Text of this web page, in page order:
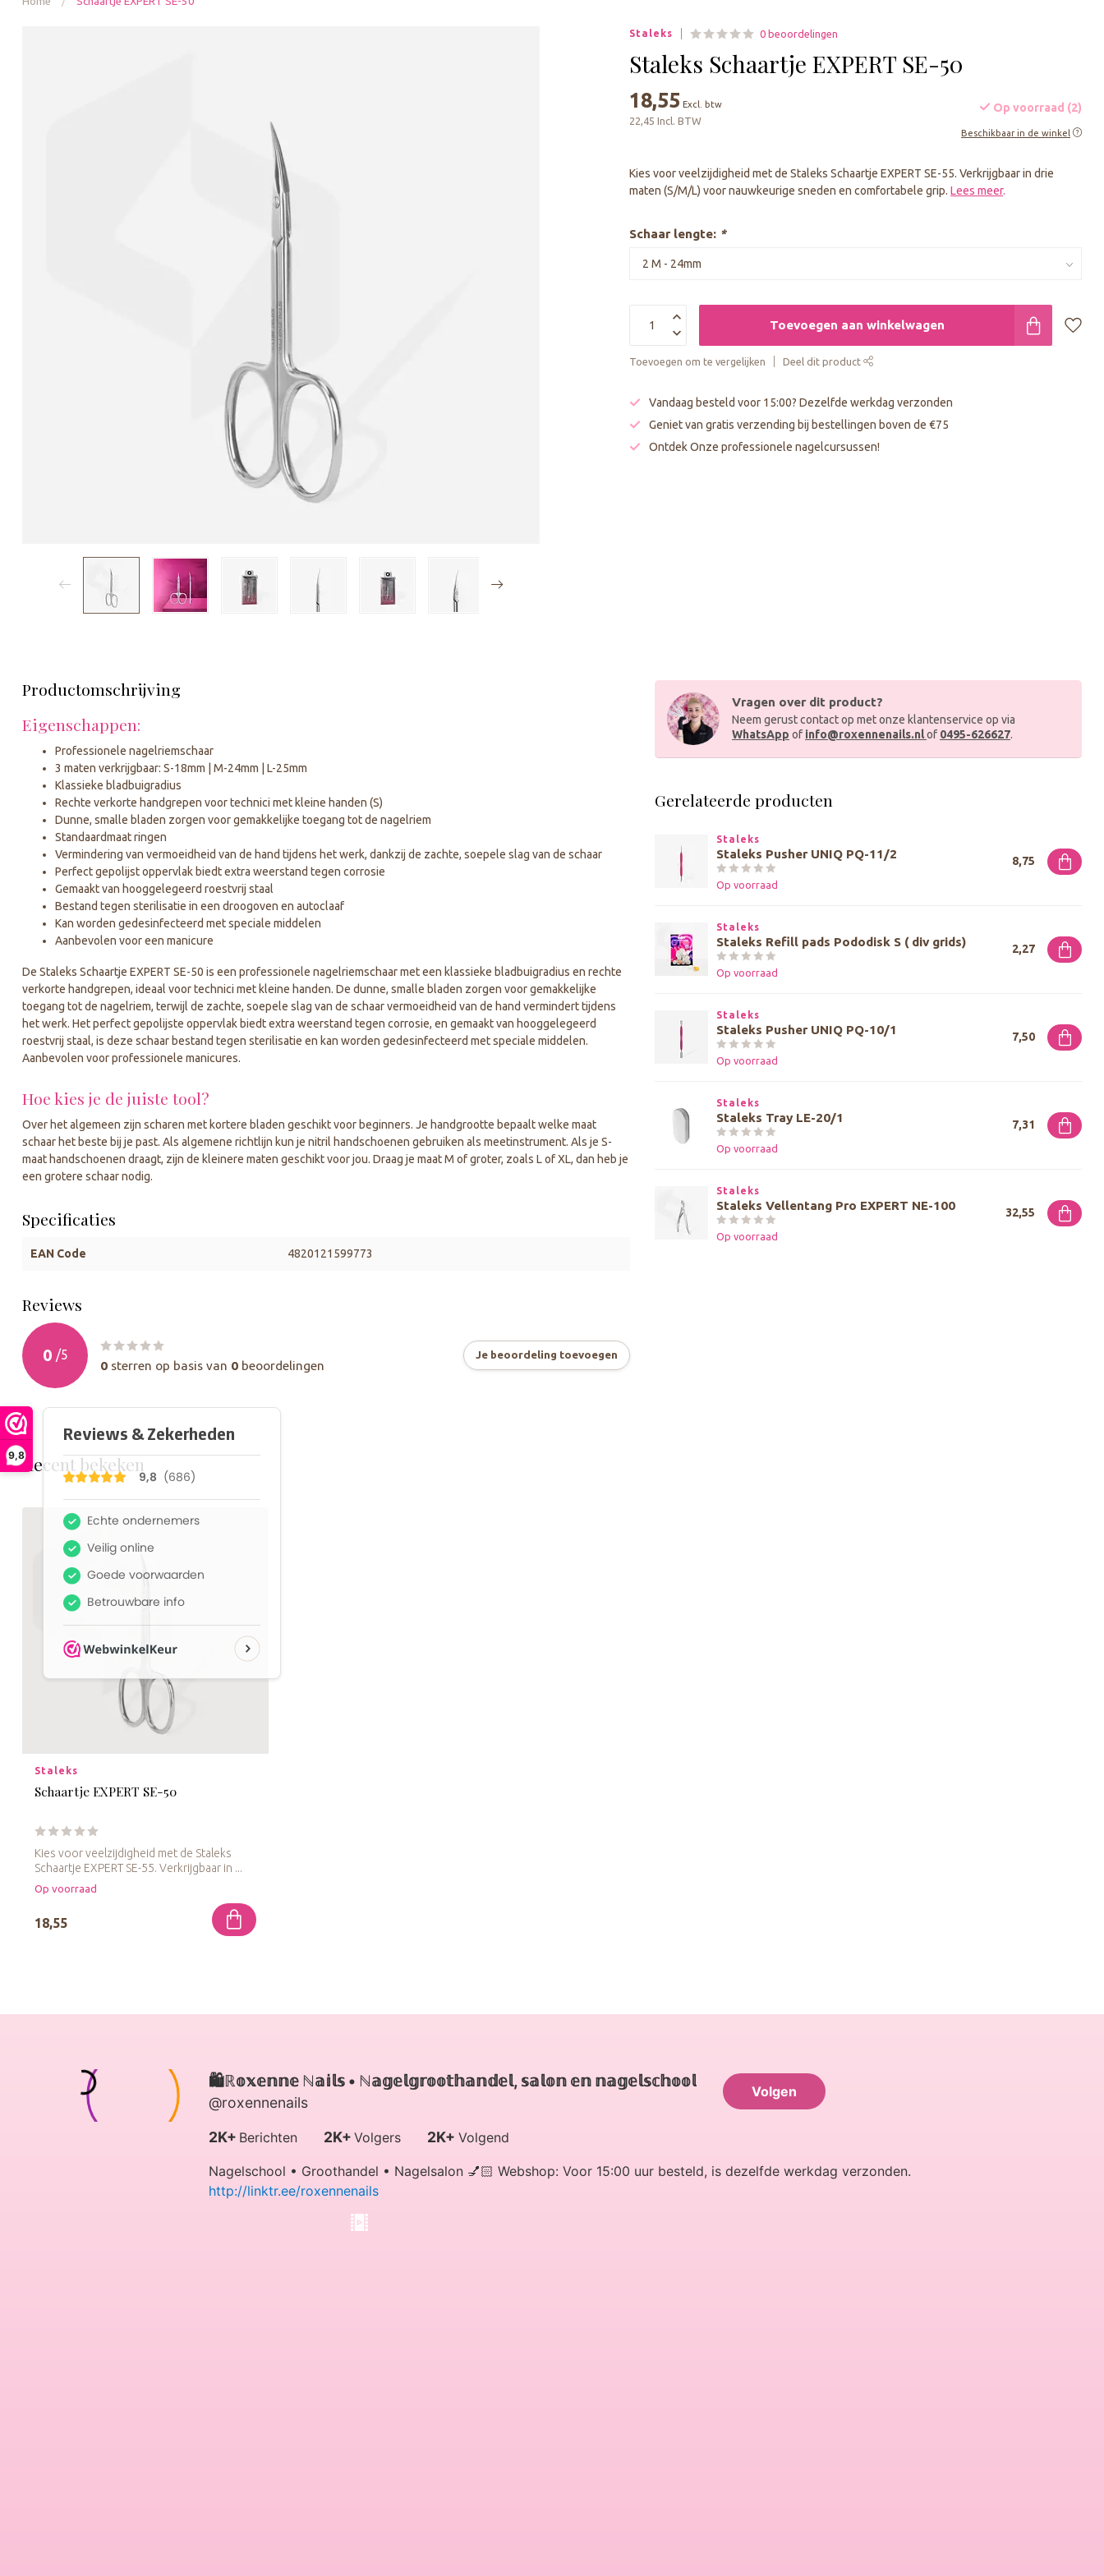
9,8
Staleks 0 beoordelingen
Staleks Schaartje EXPERT SE-50
18,55 Excl. btw
22,45 Incl. BTW
Op voorraad (2)
Beschikbaar in de winkel
Kies voor veelzijdigheid met de Staleks Schaartje EXPERT SE-55. Verkrijgbaar in drie
maten (S/M/L) voor nauwkeurige sneden en comfortabele grip.Lees meer.
Schaar lengte: *
Toevoegen aan winkelwagen
Toevoegen om te vergelijken Deel dit product
Vandaag besteld voor 15:00? Dezelfde werkdag verzonden
Geniet van gratis verzending bij bestellingen boven de €75
Ontdek Onze professionele nagelcursussen!
Productomschrijving
Eigenschappen:
Professionele nagelriemschaar
3 maten verkrijgbaar: S-18mm | M-24mm | L-25mm
Klassieke bladbuigradius
Rechte verkorte handgrepen voor technici met kleine handen (S)
Dunne, smalle bladen zorgen voor gemakkelijke toegang tot de nagelriem
Standaardmaat ringen
Vermindering van vermoeidheid van de hand tijdens het werk, dankzij de zachte, soepele slag van de schaar
Perfect gepolijst oppervlak biedt extra weerstand tegen corrosie
Gemaakt van hooggelegeerd roestvrij staal
Bestand tegen sterilisatie in een droogoven en autoclaaf
Kan worden gedesinfecteerd met speciale middelen
Aanbevolen voor een manicure
De Staleks Schaartje EXPERT SE-50 is een professionele nagelriemschaar met een klassieke bladbuigradius en rechte
verkorte handgrepen, ideaal voor technici met kleine handen. De dunne, smalle bladen zorgen voor gemakkelijke
toegang tot de nagelriem, terwijl de zachte, soepele slag van de schaar vermoeidheid van de hand vermindert tijdens
het werk. Het perfect gepolijste oppervlak biedt extra weerstand tegen corrosie, en gemaakt van hooggelegeerd
roestvrij staal, is deze schaar bestand tegen sterilisatie en kan worden gedesinfecteerd met speciale middelen.
Aanbevolen voor professionele manicures.
Hoe kies je de juiste tool?
Over het algemeen zijn scharen met kortere bladen geschikt voor beginners. Je handgrootte bepaalt welke maat
schaar het beste bij je past. Als algemene richtlijn kun je nitril handschoenen gebruiken als meetinstrument. Als je S-
maat handschoenen draagt, zijn de kleinere maten geschikt voor jou. Draag je maat M of groter, zoals L of XL, dan heb je
een grotere schaar nodig.
Specificaties
EAN Code 4820121599773
Reviews
0 /5
0 sterren op basis van 0 beoordelingen
Je beoordeling toevoegen
Vragen over dit product?
Neem gerust contact op met onze klantenservice op via
WhatsApp of info@roxennenails.nlof 0495-626627.
Gerelateerde producten
Staleks
Staleks Pusher UNIQ PQ-11/2
Op voorraad
8,75
Staleks
Staleks Refill pads Pododisk S ( div grids)
Op voorraad
2,27
Staleks
Staleks Pusher UNIQ PQ-10/1
Op voorraad
7,50
Staleks
Staleks Tray LE-20/1
Op voorraad
7,31
Staleks
Staleks Vellentang Pro EXPERT NE-100
Op voorraad
32,55
Recent bekeken
Staleks
Schaartje EXPERT SE-50
Kies voor veelzijdigheid met de Staleks
Schaartje EXPERT SE-55. Verkrijgbaar in ...
Op voorraad
18,55